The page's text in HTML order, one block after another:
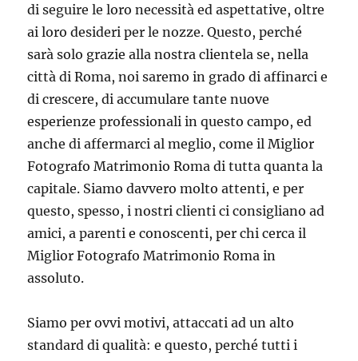
di seguire le loro necessità ed aspettative, oltre
ai loro desideri per le nozze. Questo, perché
sarà solo grazie alla nostra clientela se, nella
città di Roma, noi saremo in grado di affinarci e
di crescere, di accumulare tante nuove
esperienze professionali in questo campo, ed
anche di affermarci al meglio, come il Miglior
Fotografo Matrimonio Roma di tutta quanta la
capitale. Siamo davvero molto attenti, e per
questo, spesso, i nostri clienti ci consigliano ad
amici, a parenti e conoscenti, per chi cerca il
Miglior Fotografo Matrimonio Roma in
assoluto.
Siamo per ovvi motivi, attaccati ad un alto
standard di qualità: e questo, perché tutti i